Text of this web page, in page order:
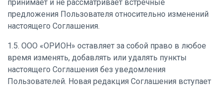
принимает и не рассматривает встречные
предложения Пользователя относительно изменений
настоящего Соглашения.
1.5. ООО «ОРИОН» оставляет за собой право в любое
время изменять, добавлять или удалять пункты
настоящего Соглашения без уведомления
Пользователей. Новая редакция Соглашения вступает